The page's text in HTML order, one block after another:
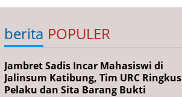
berita POPULER
Jambret Sadis Incar Mahasiswi di
Jalinsum Katibung, Tim URC Ringkus
Pelaku dan Sita Barang Bukti